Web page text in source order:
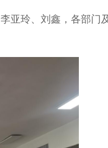
亚玲、刘鑫，各部门